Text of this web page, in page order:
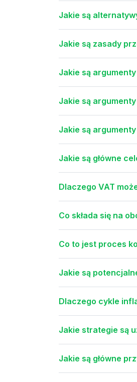
Jakie są
Jakie są zasady
Jakie są
Jakie są
Jakie są
Jakie są główne
Dlaczego VAT
Co składa się na
Co to jest proces
Jakie są
Dlaczego cykle
Jakie strategie są
Jakie są główne